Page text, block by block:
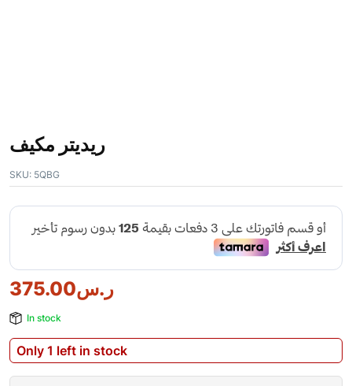
ريديتر مكيف
SKU: 5QBG
ر.س375.00
In stock
Only 1 left in stock